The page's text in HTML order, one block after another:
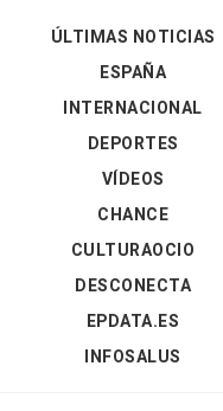
ÚLTIMAS NOTICIAS
ESPAÑA
INTERNACIONAL
DEPORTES
VÍDEOS
CHANCE
CULTURAOCIO
DESCONECTA
EPDATA.ES
INFOSALUS